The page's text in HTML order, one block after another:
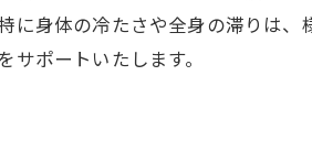
に身体の冷たさや全身の滞りは
サポートいたします。